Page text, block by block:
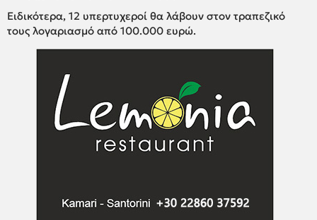
Ειδικότερα, 12 υπερτυχεροί θα λάβουν στον τραπεζικό
τους λογαριασμό από 100.000 ευρώ.